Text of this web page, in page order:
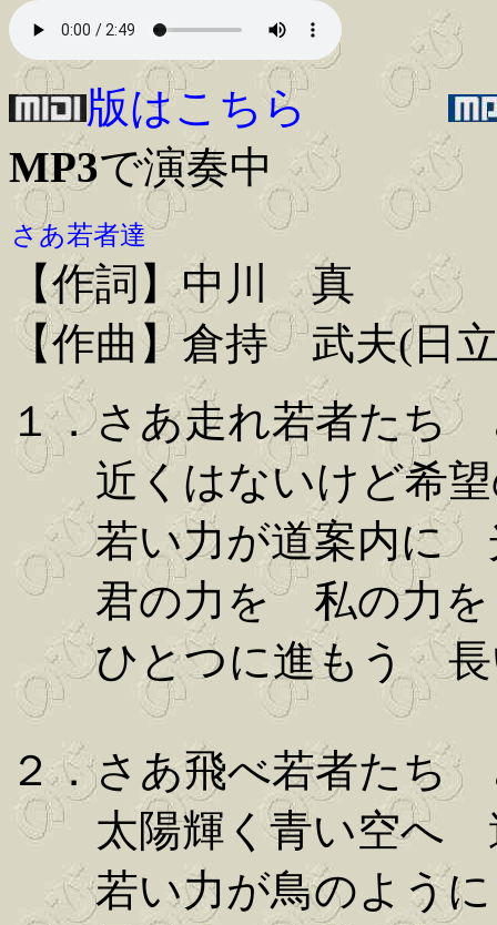
版はこちら
MP3で演奏中
さあ若者達
【作詞】中川 真
【作曲】倉持 武夫(日
１．さあ走れ若者たち
近くはないけど希望
若い力が道案内に
君の力を 私の力を
ひとつに進もう 長
２．さあ飛べ若者たち
太陽輝く青い空へ
若い力が鳥のよう